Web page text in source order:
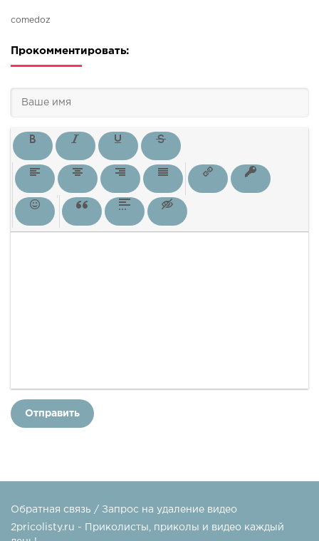
comedoz
Прокомментировать:
Отправить
Обратная связь / Запрос на удаление видео
2pricolisty.ru - Приколисты, приколы и видео каждый